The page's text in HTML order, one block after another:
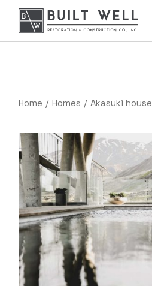
Home Homes Akasuki house